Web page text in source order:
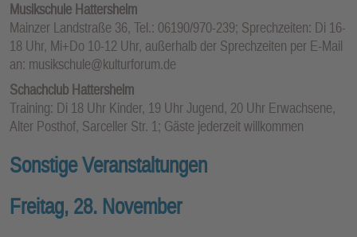
Musikschule Hattersheim
Mainzer Landstraße 36, Tel.: 06190/970-239; Sprechzeiten: Di 16-
18 Uhr, Mi+Do 10-12 Uhr, außerhalb der Sprechzeiten per E-Mail
an: musikschule@kulturforum.de
Schachclub Hattersheim
Training: Di 18 Uhr Kinder, 19 Uhr Jugend, 20 Uhr Erwachsene,
Alter Posthof, Sarceller Str. 1; Gäste jederzeit willkommen
Sonstige Veranstaltungen
Freitag, 28. November